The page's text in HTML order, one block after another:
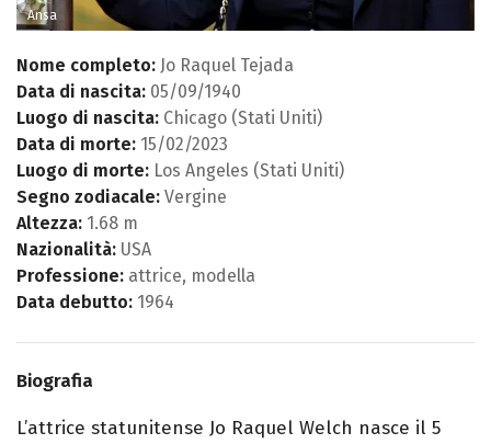
Ansa
Nome completo: Jo Raquel Tejada
Data di nascita: 05/09/1940
Luogo di nascita: Chicago (Stati Uniti)
Data di morte: 15/02/2023
Luogo di morte: Los Angeles (Stati Uniti)
Segno zodiacale: Vergine
Altezza: 1.68 m
Nazionalità: USA
Professione: attrice, modella
Data debutto: 1964
Biografia
L’attrice statunitense Jo Raquel Welch nasce il 5